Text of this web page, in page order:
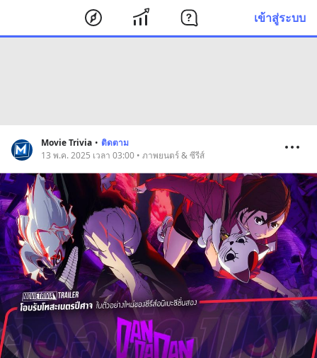
เข้าสู่ระบบ
Movie Trivia • ติดตาม
13 พ.ค. 2025 เวลา 03:00 • ภาพยนตร์ & ซีรีส์